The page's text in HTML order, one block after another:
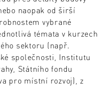
naopak od širší
vybrané
témata v kurzech
sektoru (např.
společnosti, Institutu
Státního fondu
pro místní rozvoj), z